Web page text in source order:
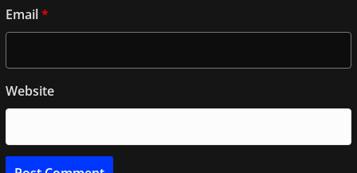
Email*
Website